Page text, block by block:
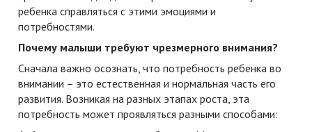
ребенка справляться с этими эмоциями и
потребностями.
Почему малыши требуют чрезмерного внимания?
Сначала важно осознать, что потребность ребенка во
внимании – это естественная и нормальная часть его
развития. Возникая на разных этапах роста, эта
потребность может проявляться разными способами: